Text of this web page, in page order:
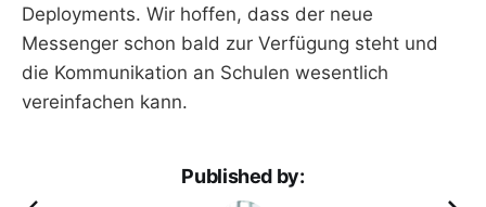
Deployments. Wir hoffen, dass der neue
Messenger schon bald zur Verfügung steht und
die Kommunikation an Schulen wesentlich
vereinfachen kann.
Published by: